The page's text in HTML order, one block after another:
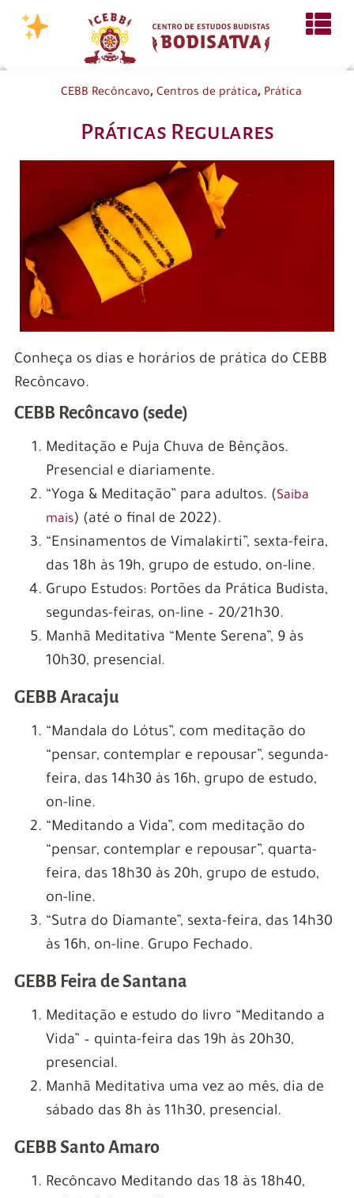
CEBB Recôncavo, Centros de prática, Prática
Práticas Regulares
Conheça os dias e horários de prática do CEBB
Recôncavo.
CEBB Recôncavo (sede)
Meditação e Puja Chuva de Bênçãos.
Presencial e diariamente.
“Yoga & Meditação” para adultos. (Saiba
mais) (até o final de 2022).
“Ensinamentos de Vimalakirti”, sexta-feira,
das 18h às 19h, grupo de estudo, on-line.
Grupo Estudos: Portões da Prática Budista,
segundas-feiras, on-line – 20/21h30.
Manhã Meditativa “Mente Serena”, 9 às
10h30, presencial.
GEBB Aracaju
“Mandala do Lótus”, com meditação do
“pensar, contemplar e repousar”, segunda-
feira, das 14h30 às 16h, grupo de estudo,
on-line.
“Meditando a Vida”, com meditação do
“pensar, contemplar e repousar”, quarta-
feira, das 18h30 às 20h, grupo de estudo,
on-line.
“Sutra do Diamante”, sexta-feira, das 14h30
às 16h, on-line. Grupo Fechado.
GEBB Feira de Santana
Meditação e estudo do livro “Meditando a
Vida” – quinta-feira das 19h às 20h30,
presencial.
Manhã Meditativa uma vez ao mês, dia de
sábado das 8h às 11h30, presencial.
GEBB Santo Amaro
Recôncavo Meditando das 18 às 18h40,